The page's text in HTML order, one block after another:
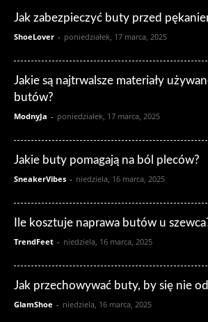
Jak zabezpieczyć buty przed
ShoeLover - poniedziałek, 17 marca, 2025
Jakie są najtrwalsze materiały
butów?
ModnyJa - poniedziałek, 17 marca, 2025
Jakie buty pomagają na ból pleców?
SneakerVibes - niedziela, 16 marca, 2025
Ile kosztuje naprawa butów u
TrendFeet - niedziela, 16 marca, 2025
Jak przechowywać buty, by się nie
GlamShoe - niedziela, 16 marca, 2025